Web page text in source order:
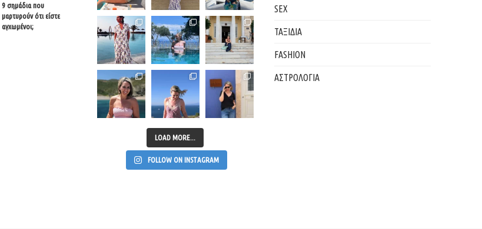
9 σημάδια που
μαρτυρούν ότι είστε
αγχωμένοι;
LOAD MORE...
FOLLOW ON INSTAGRAM
SEX
ΤΑΞΙΔΙΑ
FASHION
ΑΣΤΡΟΛΟΓΙΑ